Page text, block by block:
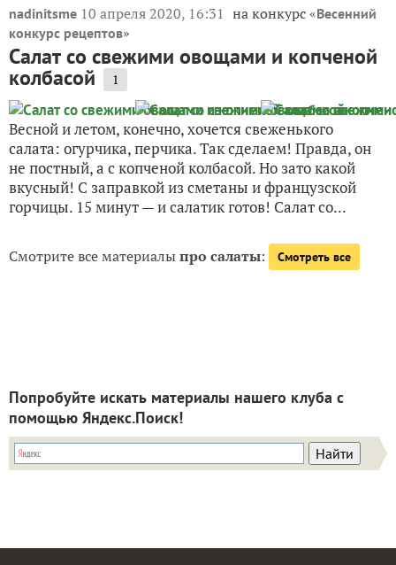
nadinitsme 10 апреля 2020, 16:31 на конкурс «Весенний
конкурс рецептов»
Салат со свежими овощами и копченой
колбасой 1
Весной и летом, конечно, хочется свеженького
салата: огурчика, перчика. Так сделаем! Правда, он
не постный, а с копченой колбасой. Но зато какой
вкусный! С заправкой из сметаны и французской
горчицы. 15 минут — и салатик готов! Салат со...
Смотрите все материалыпро салаты: Смотреть все
Попробуйте искать материалы нашего клуба с
помощью Яндекс.Поиск!